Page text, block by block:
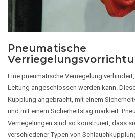
Pneumatische
Eine pneumatische Verriegelung
Leitung angeschlossen werden kann.
Kupplung angebracht, mit einem
und mit einem Sicherheitstag markiert.
Verriegelungen sind so konstruiert, dass
verschiedener Typen von